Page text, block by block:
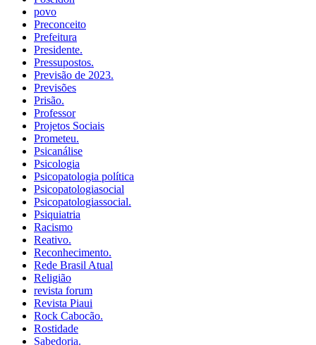
povo
Preconceito
Prefeitura
Presidente.
Pressupostos.
Previsão de 2023.
Previsões
Prisão.
Professor
Projetos Sociais
Prometeu.
Psicanálise
Psicologia
Psicopatologia política
Psicopatologiasocial
Psicopatologiassocial.
Psiquiatria
Racismo
Reativo.
Reconhecimento.
Rede Brasil Atual
Religião
revista forum
Revista Piaui
Rock Cabocão.
Rostidade
Sabedoria.